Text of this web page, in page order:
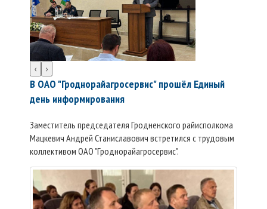
‹ ›
В ОАО "Гроднорайагросервис" прошёл Единый
день информирования
Заместитель председателя Гродненского райисполкома
Мацкевич Андрей Станиславович встретился с трудовым
коллективом ОАО "Гроднорайагросервис".